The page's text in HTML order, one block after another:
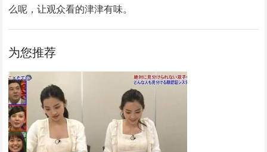
么呢，让观众看的津津有味。
为您推荐